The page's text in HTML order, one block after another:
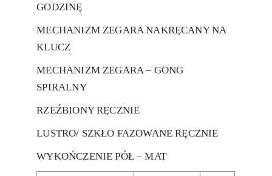
GODZINĘ
MECHANIZM ZEGARA NAKRĘCANY NA
KLUCZ
MECHANIZM ZEGARA – GONG
SPIRALNY
RZEŹBIONY RĘCZNIE
LUSTRO/ SZKŁO FAZOWANE RĘCZNIE
WYKOŃCZENIE PÓŁ – MAT